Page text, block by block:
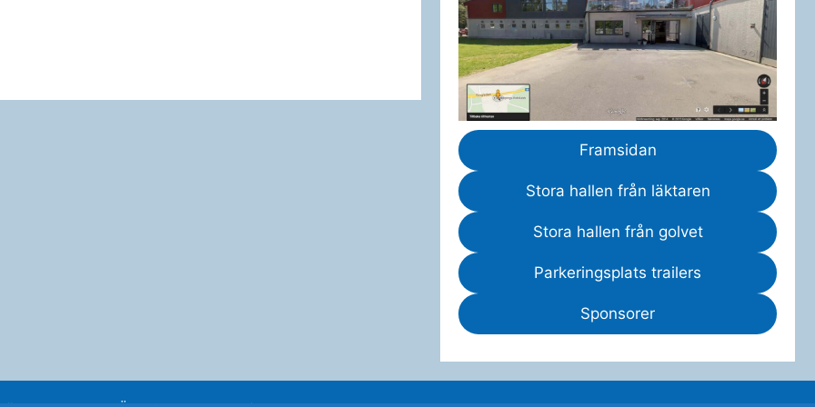
Framsidan
Stora hallen från läktaren
Stora hallen från golvet
Parkeringsplats trailers
Sponsorer